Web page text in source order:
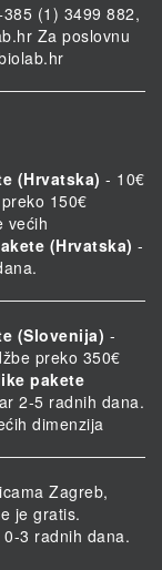
(1) 3499 882,
Za poslovnu
(Hrvatska) - 10€
150€
većih
(Hrvatska) -
(Slovenija) -
preko 350€
pakete
2-5 radnih dana.
dimenzija
Zagreb,
je gratis.
3 radnih dana.